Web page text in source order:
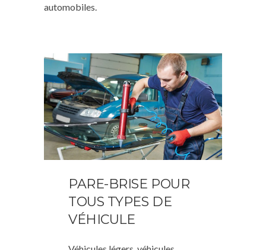
automobiles.
PARE-BRISE POUR
TOUS TYPES DE
VÉHICULE